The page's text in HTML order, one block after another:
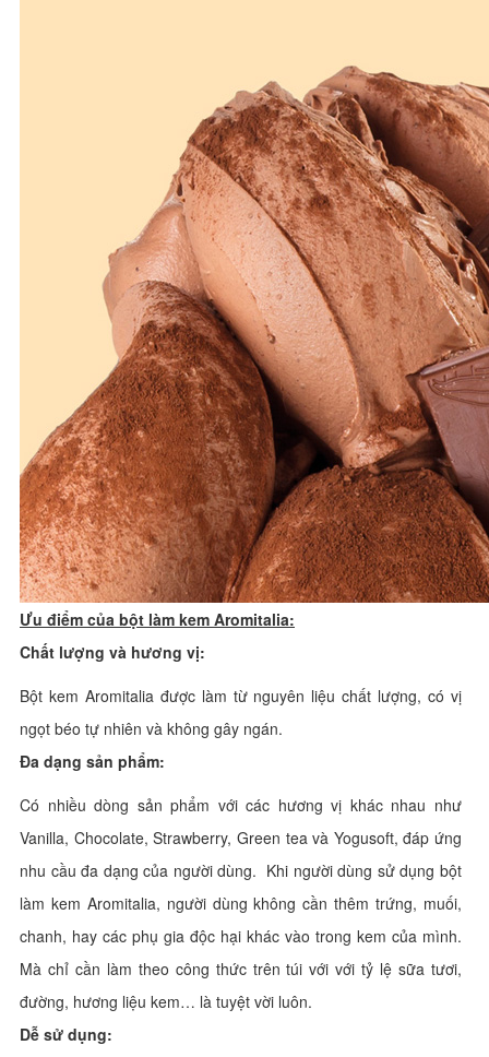
Ưu điểm của bột làm kem Aromitalia:
Chất lượng và hương vị:
Bột kem Aromitalia được làm từ nguyên liệu chất lượng, có vị
ngọt béo tự nhiên và không gây ngán.
Đa dạng sản phẩm:
Có nhiều dòng sản phẩm với các hương vị khác nhau như
Vanilla, Chocolate, Strawberry, Green tea và Yogusoft, đáp ứng
nhu cầu đa dạng của người dùng. Khi người dùng sử dụng bột
làm kem Aromitalia, người dùng không cần thêm trứng, muối,
chanh, hay các phụ gia độc hại khác vào trong kem của mình.
Mà chỉ cần làm theo công thức trên túi với với tỷ lệ sữa tươi,
đường, hương liệu kem… là tuyệt vời luôn.
Dễ sử dụng: